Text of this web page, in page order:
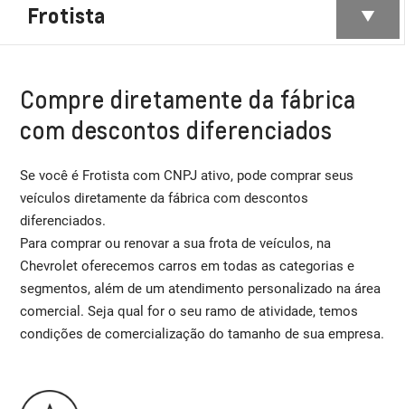
Frotista
Compre diretamente da fábrica
com descontos diferenciados
Se você é Frotista com CNPJ ativo, pode comprar seus
veículos diretamente da fábrica com descontos
diferenciados.
Para comprar ou renovar a sua frota de veículos, na
Chevrolet oferecemos carros em todas as categorias e
segmentos, além de um atendimento personalizado na área
comercial. Seja qual for o seu ramo de atividade, temos
condições de comercialização do tamanho de sua empresa.